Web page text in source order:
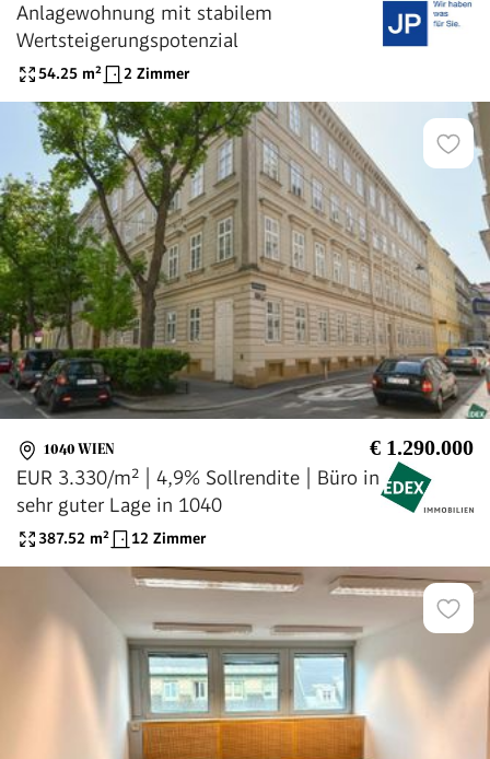
Anlagewohnung mit stabilem
Wertsteigerungspotenzial
54.25 m² 2 Zimmer
1040 WIEN € 1.290.000
EUR 3.330/m² | 4,9% Sollrendite | Büro in
sehr guter Lage in 1040
387.52 m² 12 Zimmer